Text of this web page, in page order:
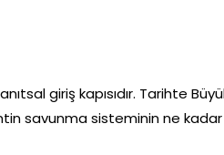
giriş kapısıdır. Tarihte
savunma sisteminin ne kadar